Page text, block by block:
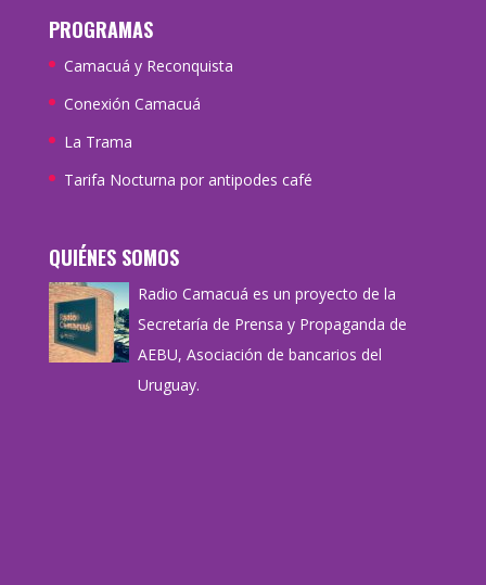
PROGRAMAS
Camacuá y Reconquista
Conexión Camacuá
La Trama
Tarifa Nocturna por antipodes café
QUIÉNES SOMOS
Radio Camacuá es un proyecto de la
Secretaría de Prensa y Propaganda de
AEBU, Asociación de bancarios del
Uruguay.